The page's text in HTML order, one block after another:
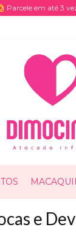
Parcele em até 3
e